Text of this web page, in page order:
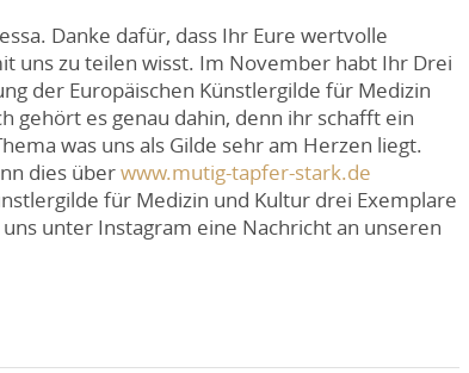
Danke dafür, dass Ihr Eure wertvolle
uns zu teilen wisst. Im November habt Ihr Drei
der Europäischen Künstlergilde für Medizin
gehört es genau dahin, denn ihr schafft ein
was uns als Gilde sehr am Herzen liegt.
dies überwww.mutig-tapfer-stark.de
für Medizin und Kultur drei Exemplare
unter Instagram eine Nachricht an unseren